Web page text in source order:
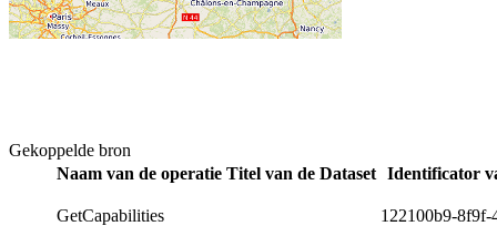
Gekoppelde bron
Naam van de operatie Titel van de Dataset Identificator
GetCapabilities 122100b9-8f9f-